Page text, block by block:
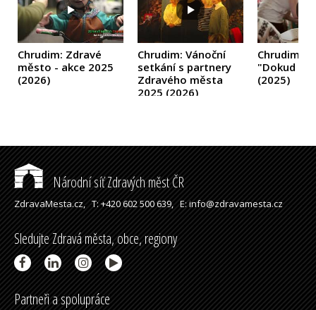
Chrudim: Zdravé
město - akce 2025
(2026)
Chrudim: Vánoční
setkání s partnery
Zdravého města
2025 (2026)
Chrudim:
"Dokud se
(2025)
Národní síť Zdravých měst ČR
ZdravaMesta.cz,T: +420 602 500 639,E: info@zdravamesta.cz
Sledujte Zdravá města, obce, regiony
Partneři a spolupráce